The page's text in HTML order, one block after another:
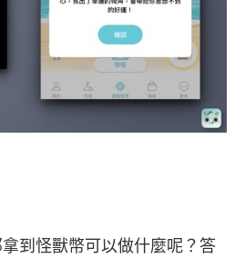
到怪獸幣可以做什麼呢？答